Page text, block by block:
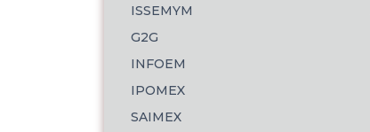
ISSEMYM
G2G
INFOEM
IPOMEX
SAIMEX